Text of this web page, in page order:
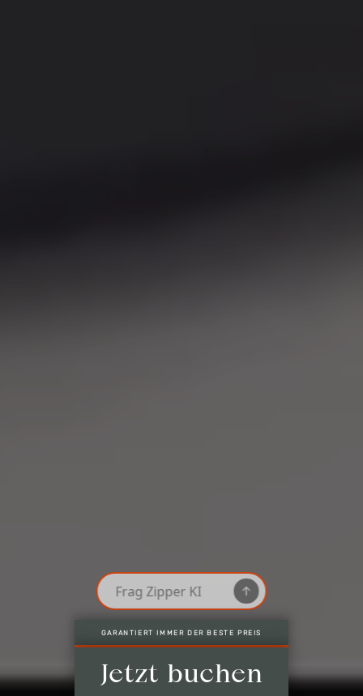
Garantiert immer der beste Preis
Nur hier: Letzte verfügbare Zimmer
Buchung ohne Kreditkarte*
NUR HIER: LETZTE VERFÜGBARE ZIMMER